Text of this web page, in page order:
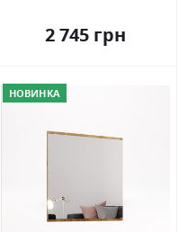
2 745 грн
НОВИНКА